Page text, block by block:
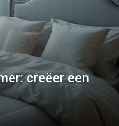
creëer een